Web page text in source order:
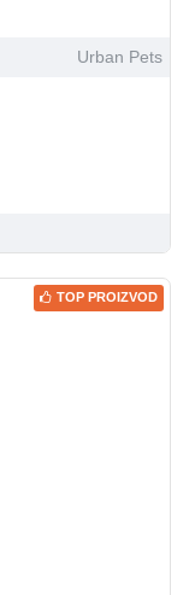
Urban Pets
TOP PROIZVOD